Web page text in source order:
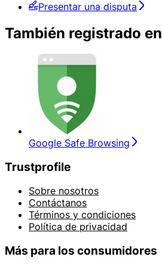
Presentar una disputa
También registrado en
Google Safe Browsing
Trustprofile
Sobre nosotros
Contáctanos
Términos y condiciones
Política de privacidad
Más para los consumidores